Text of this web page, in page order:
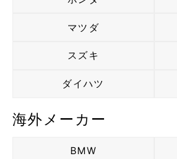
マツダ
スズキ
ダイハツ
海外メーカー
BMW